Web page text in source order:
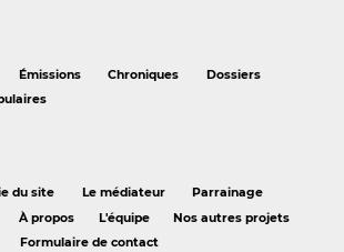
Émissions Chroniques
Dossiers
du site Le médiateur
Parrainage
À propos L'équipe
Nos autres projets
Formulaire de contact